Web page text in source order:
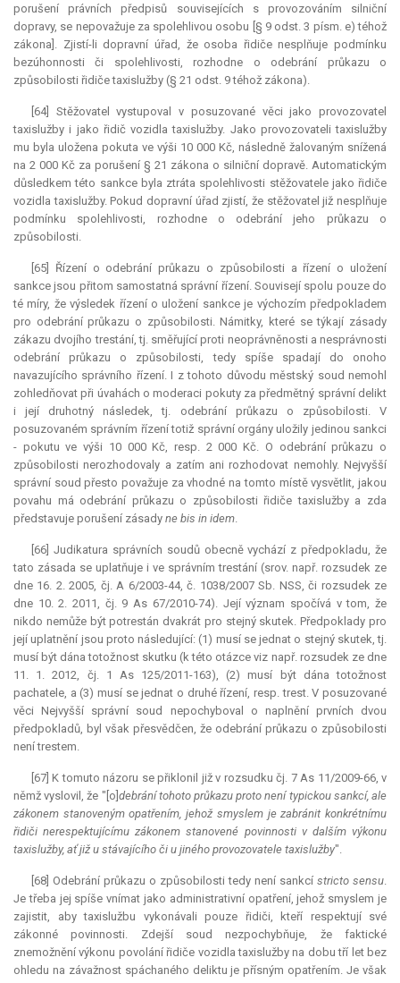
porušení právních předpisů souvisejících s provozováním silniční
dopravy, se nepovažuje za spolehlivou osobu [§ 9 odst. 3 písm. e) téhož
zákona]. Zjistí-li dopravní úřad, že osoba řidiče nesplňuje podmínku
bezúhonnosti či spolehlivosti, rozhodne o odebrání průkazu o
způsobilosti řidiče taxislužby (§ 21 odst. 9 téhož zákona).
[64] Stěžovatel vystupoval v posuzované věci jako provozovatel
taxislužby i jako řidič vozidla taxislužby. Jako provozovateli taxislužby
mu byla uložena pokuta ve výši 10 000 Kč, následně žalovaným snížená
na 2 000 Kč za porušení § 21 zákona o silniční dopravě. Automatickým
důsledkem této sankce byla ztráta spolehlivosti stěžovatele jako řidiče
vozidla taxislužby. Pokud dopravní úřad zjistí, že stěžovatel již nesplňuje
podmínku spolehlivosti, rozhodne o odebrání jeho průkazu o
způsobilosti.
[65] Řízení o odebrání průkazu o způsobilosti a řízení o uložení
sankce jsou přitom samostatná správní řízení. Souvisejí spolu pouze do
té míry, že výsledek řízení o uložení sankce je výchozím předpokladem
pro odebrání průkazu o způsobilosti. Námitky, které se týkají zásady
zákazu dvojího trestání, tj. směřující proti neoprávněnosti a nesprávnosti
odebrání průkazu o způsobilosti, tedy spíše spadají do onoho
navazujícího správního řízení. I z tohoto důvodu městský soud nemohl
zohledňovat při úvahách o moderaci pokuty za předmětný správní delikt
i její druhotný následek, tj. odebrání průkazu o způsobilosti. V
posuzovaném správním řízení totiž správní orgány uložily jedinou sankci
- pokutu ve výši 10 000 Kč, resp. 2 000 Kč. O odebrání průkazu o
způsobilosti nerozhodovaly a zatím ani rozhodovat nemohly. Nejvyšší
správní soud přesto považuje za vhodné na tomto místě vysvětlit, jakou
povahu má odebrání průkazu o způsobilosti řidiče taxislužby a zda
představuje porušení zásady ne bis in idem.
[66] Judikatura správních soudů obecně vychází z předpokladu, že
tato zásada se uplatňuje i ve správním trestání (srov. např. rozsudek ze
dne 16. 2. 2005, čj. A 6/2003-44, č. 1038/2007 Sb. NSS, či rozsudek ze
dne 10. 2. 2011, čj. 9 As 67/2010-74). Její význam spočívá v tom, že
nikdo nemůže být potrestán dvakrát pro stejný skutek. Předpoklady pro
její uplatnění jsou proto následující: (1) musí se jednat o stejný skutek, tj.
musí být dána totožnost skutku (k této otázce viz např. rozsudek ze dne
11. 1. 2012, čj. 1 As 125/2011-163), (2) musí být dána totožnost
pachatele, a (3) musí se jednat o druhé řízení, resp. trest. V posuzované
věci Nejvyšší správní soud nepochyboval o naplnění prvních dvou
předpokladů, byl však přesvědčen, že odebrání průkazu o způsobilosti
není trestem.
[67] K tomuto názoru se přiklonil již v rozsudku čj. 7 As 11/2009-66, v
němž vyslovil, že "[o] debrání tohoto průkazu proto není typickou sankcí, ale
zákonem stanoveným opatřením, jehož smyslem je zabránit konkrétnímu
řidiči nerespektujícímu zákonem stanovené povinnosti v dalším výkonu
taxislužby, ať již u stávajícího či u jiného provozovatele taxislužby".
[68] Odebrání průkazu o způsobilosti tedy není sankcí stricto sensu.
Je třeba jej spíše vnímat jako administrativní opatření, jehož smyslem je
zajistit, aby taxislužbu vykonávali pouze řidiči, kteří respektují své
zákonné povinnosti. Zdejší soud nezpochybňuje, že faktické
znemožnění výkonu povolání řidiče vozidla taxislužby na dobu tří let bez
ohledu na závažnost spáchaného deliktu je přísným opatřením. Je však